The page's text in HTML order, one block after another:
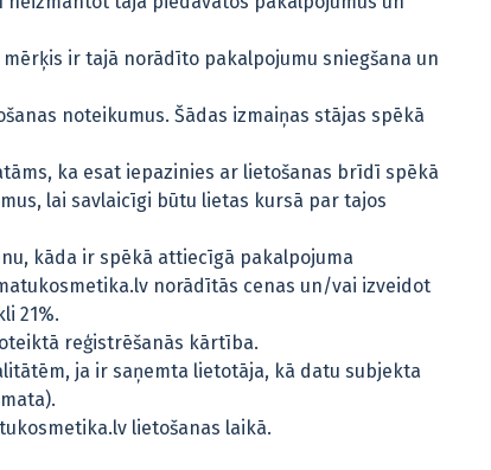
ir tajā norādīto pakalpojumu sniegšana un
noteikumus. Šādas izmaiņas stājas spēkā
ka esat iepazinies ar lietošanas brīdī spēkā
lai savlaicīgi būtu lietas kursā par tajos
kāda ir spēkā attiecīgā pakalpojuma
norādītās cenas un/vai izveidot
21%.
reģistrēšanās kārtība.
ja ir saņemta lietotāja, kā datu subjekta
lietošanas laikā.